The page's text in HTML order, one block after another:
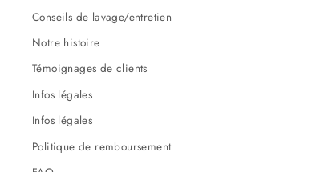
Conseils de lavage/entretien
Notre histoire
Témoignages de clients
Infos légales
Infos légales
Politique de remboursement